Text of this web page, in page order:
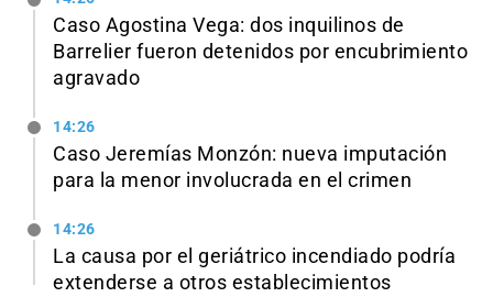
Caso Agostina Vega: dos inquilinos de
Barrelier fueron detenidos por encubrimiento
agravado
14:26
Caso Jeremías Monzón: nueva imputación
para la menor involucrada en el crimen
14:26
La causa por el geriátrico incendiado podría
extenderse a otros establecimientos